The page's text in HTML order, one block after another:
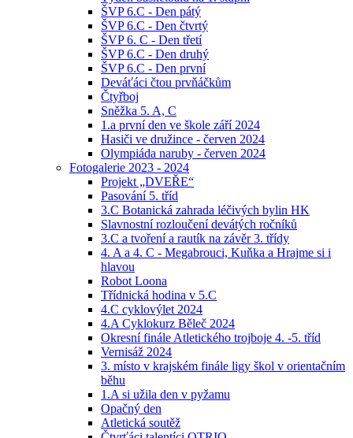
ŠVP 6.C - Den pátý
ŠVP 6.C - Den čtvrtý
ŠVP 6. C - Den třetí
ŠVP 6.C - Den druhý
ŠVP 6.C - Den první
Deváťáci čtou prvňáčkům
Čtyřboj
Sněžka 5. A, C
1.a první den ve škole září 2024
Hasiči ve družince - červen 2024
Olympiáda naruby - červen 2024
Fotogalerie 2023 - 2024
Projekt „DVEŘE“
Pasování 5. tříd
3.C Botanická zahrada léčivých bylin HK
Slavnostní rozloučení devátých ročníků
3.C a tvoření a rautík na závěr 3. třídy
4. A a 4. C - Megabrouci, Kuňka a Hrajme si i
hlavou
Robot Loona
Třídnická hodina v 5.C
4.C cyklovýlet 2024
4.A Cyklokurz Běleč 2024
Okresní finále Atletického trojboje 4. -5. tříd
Vernisáž 2024
3. místo v krajském finále ligy škol v orientačním
běhu
1.A si užila den v pyžamu
Opačný den
Atletická soutěž